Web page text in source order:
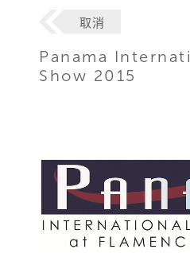
取消
Panama
Show 2015